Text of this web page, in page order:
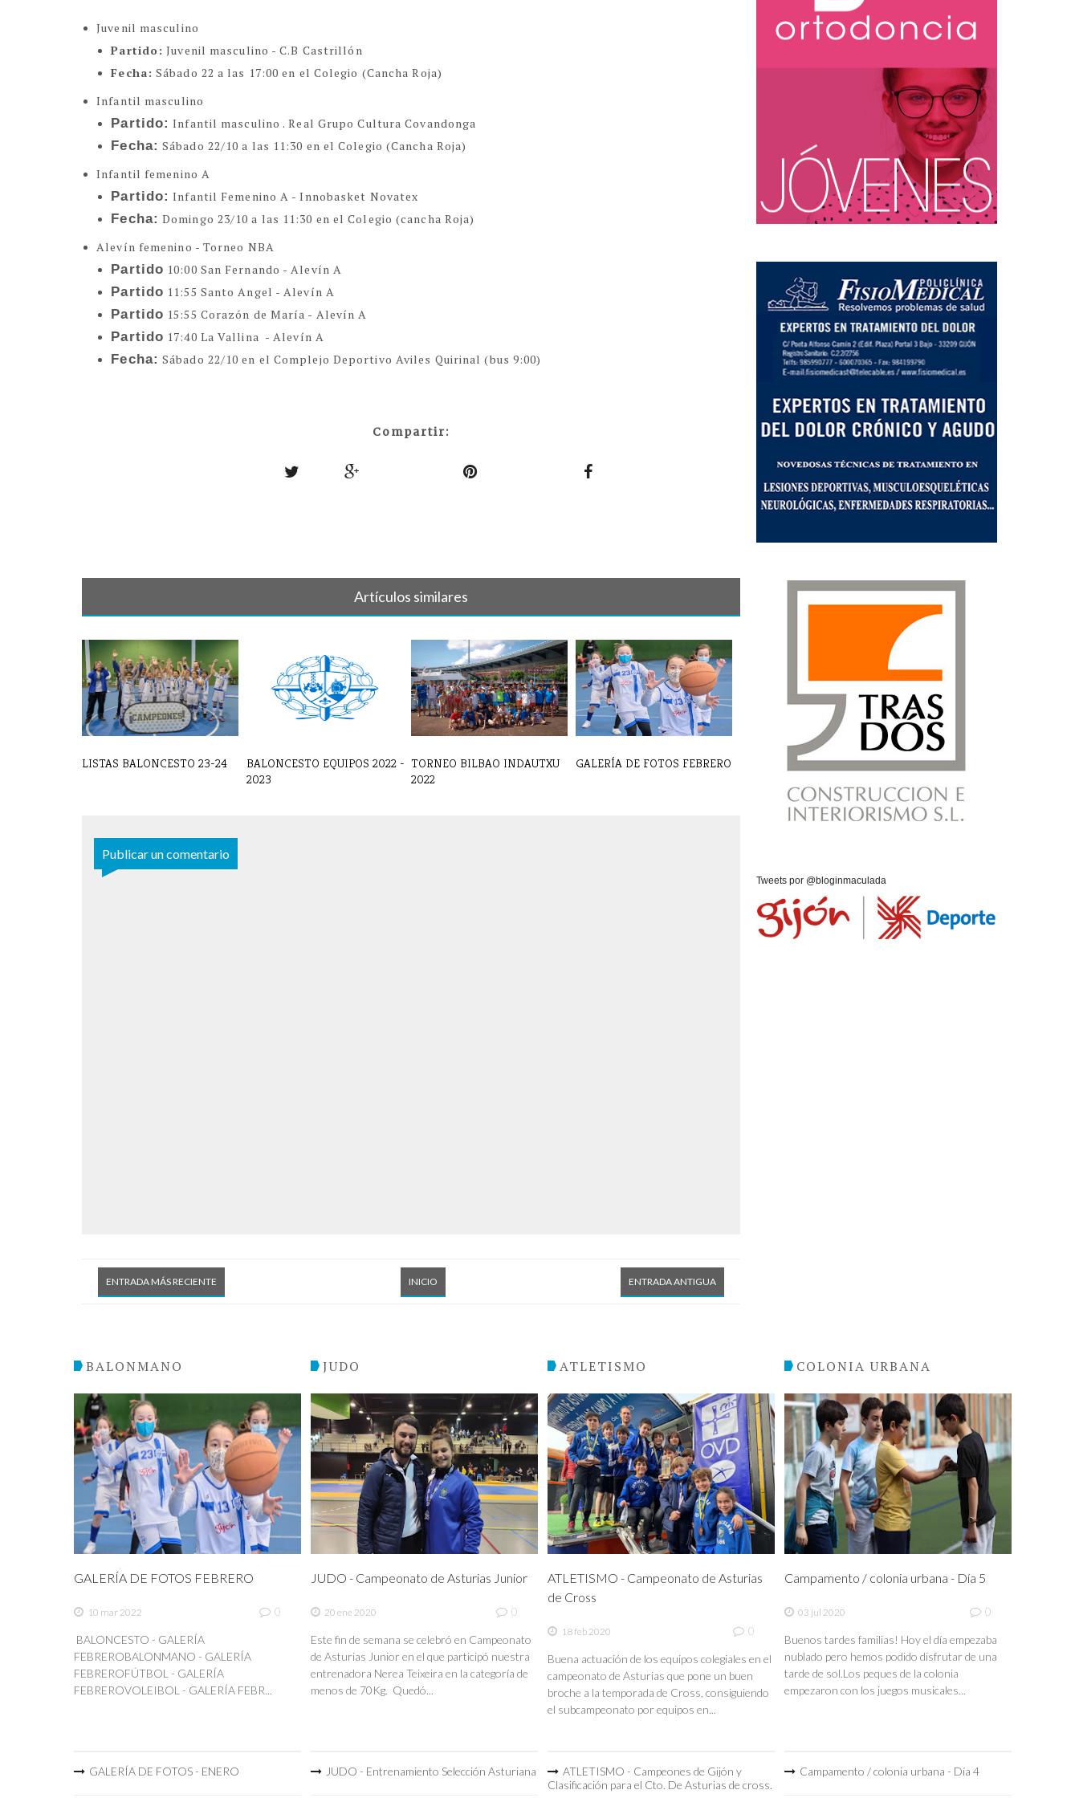
Juvenil masculino
Partido: Juvenil masculino - C.B Castrillón
Fecha: Sábado 22 a las 17:00 en el Colegio (Cancha Roja)
Infantil masculino
Partido: Infantil masculino . Real Grupo Cultura Covandonga
Fecha: Sábado 22/10 a las 11:30 en el Colegio (Cancha Roja)
Infantil femenino A
Partido: Infantil Femenino A - Innobasket Novatex
Fecha: Domingo 23/10 a las 11:30 en el Colegio (cancha Roja)
Alevín femenino - Torneo NBA
Partido 10:00 San Fernando - Alevín A
Partido 11:55 Santo Angel - Alevín A
Partido 15:55 Corazón de María - Alevín A
Partido 17:40 La Vallina - Alevín A
Fecha: Sábado 22/10 en el Complejo Deportivo Aviles Quirinal (bus 9:00)
Compartir:
Artículos similares
LISTAS BALONCESTO 23-24
BALONCESTO EQUIPOS 2022 -
2023
TORNEO BILBAO INDAUTXU
2022
GALERÍA DE FOTOS FEBRERO
Publicar un comentario
ENTRADA MÁS RECIENTE ENTRADA ANTIGUA
INICIO
Tweets por @bloginmaculada
BALONMANO
GALERÍA DE FOTOS FEBRERO
10 mar 2022 0
BALONCESTO - GALERÍA
FEBREROBALONMANO - GALERÍA
FEBREROFÚTBOL - GALERÍA
FEBREROVOLEIBOL - GALERÍA FEBR...
GALERÍA DE FOTOS - ENERO
JUDO
JUDO - Campeonato de Asturias Junior
20 ene 2020 0
Este fin de semana se celebró en Campeonato
de Asturias Junior en el que participó nuestra
entrenadora Nerea Teixeira en la categoría de
menos de 70Kg. Quedó...
JUDO - Entrenamiento Selección Asturiana
ATLETISMO
ATLETISMO - Campeonato de Asturias
de Cross
18 feb 2020 0
Buena actuación de los equipos colegiales en el
campeonato de Asturias que pone un buen
broche a la temporada de Cross, consiguiendo
el subcampeonato por equipos en...
ATLETISMO - Campeones de Gijón y
Clasificación para el Cto. De Asturias de cross.
COLONIA URBANA
Campamento / colonia urbana - Día 5
03 jul 2020 0
Buenos tardes familias! Hoy el día empezaba
nublado pero hemos podido disfrutar de una
tarde de sol.Los peques de la colonia
empezaron con los juegos musicales...
Campamento / colonia urbana - Día 4